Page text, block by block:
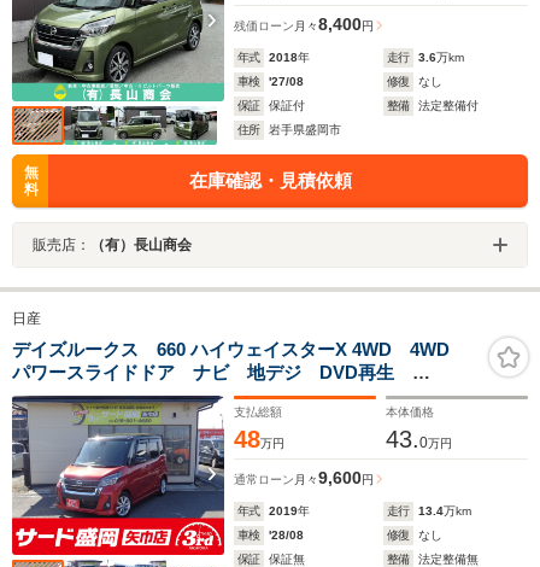
残価ローン 月々8,400円
年式 2018年 走行 3.6万km
車検
'27/08 修復
なし
保証
保証付 整備
法定整備付
住所
岩手県盛岡市
無
料
在庫確認・見積依頼
販売店： （有）長山商会
日産
デイズルークス 660 ハイウェイスターX 4WD 4WD
パワースライドドア ナビ 地デジ DVD再生
Bluetoothオーディオ アラウンドビューモニター オー
トライト オートエアコン オートハイビーム ブレー
キサポート シートヒーター
支払総額
48万円
本体価格
43.0万円
通常ローン 月々9,600円
年式 2019年 走行 13.4万km
車検
'28/08 修復
なし
保証
保証無 整備
法定整備無